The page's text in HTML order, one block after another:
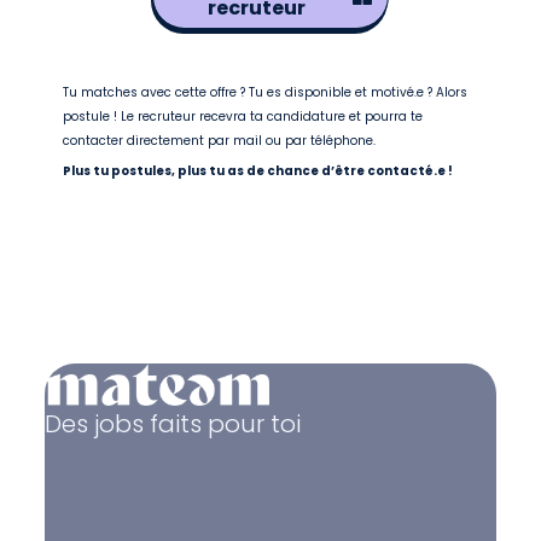
recruteur
Tu matches avec cette offre ? Tu es disponible et motivé.e ? Alors
postule ! Le recruteur recevra ta candidature et pourra te
contacter directement par mail ou par téléphone.
Plus tu postules, plus tu as de chance d’être contacté.e !
Des jobs faits pour toi